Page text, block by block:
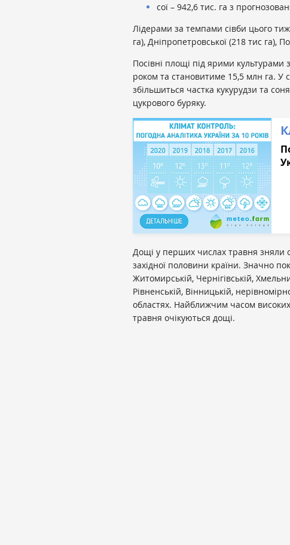
сої – 942,6 тис. га з
Лідерами за темпами сівби цього
га), Дніпропетровської (218 тис га),
Посівні площі під ярими культурами
роком та становитиме 15,5 млн га. У
збільшиться частка кукурудзи та
цукрового буряку.
Дощі у перших числах травня зняли
західної половини країни. Значно
Житомирській, Чернігівській,
Рівненській, Вінницькій,
областях. Найближчим часом високих
травня очікуються дощі.